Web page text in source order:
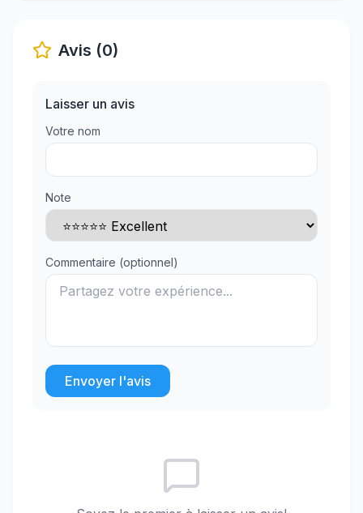
Avis (0)
Laisser un avis
Votre nom
Note
Commentaire (optionnel)
Envoyer l'avis